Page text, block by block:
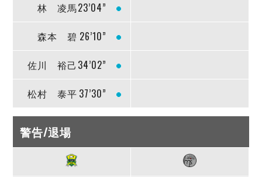
林 凌馬23’04”
森本 碧 26’10”
佐川 裕己 34’02”
松村 泰平 37’30”
警告/退場